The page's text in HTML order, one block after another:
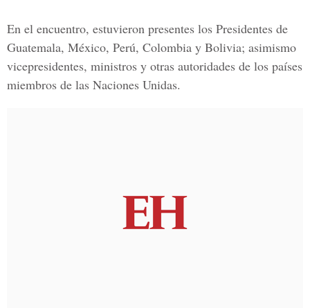
En el encuentro, estuvieron presentes los Presidentes de
Guatemala, México, Perú, Colombia y Bolivia; asimismo
vicepresidentes, ministros y otras autoridades de los países
miembros de las Naciones Unidas.